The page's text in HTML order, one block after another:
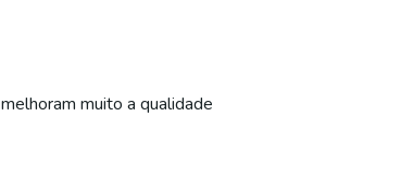
melhoram muito a qualidade